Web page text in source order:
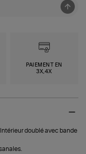
PAIEMENT EN
3X,4X
doublé avec bande